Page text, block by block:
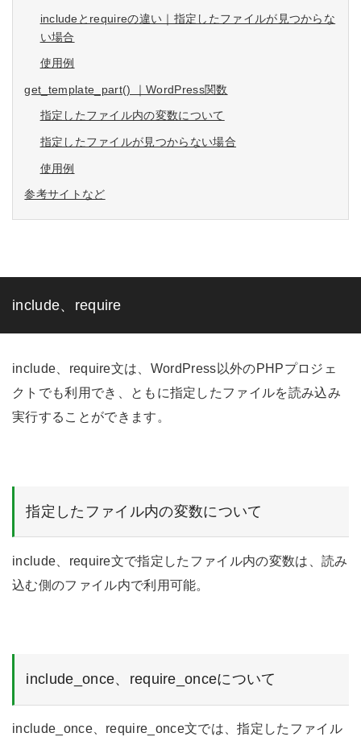
includeとrequireの違い｜指定したファイルが見つからな
い場合
使用例
get_template_part() ｜WordPress関数
指定したファイル内の変数について
指定したファイルが見つからない場合
使用例
参考サイトなど
include、require
include、require文は、WordPress以外のPHPプロジェ
クトでも利用でき、ともに指定したファイルを読み込み
実行することができます。
指定したファイル内の変数について
include、require文で指定したファイル内の変数は、読み
込む側のファイル内で利用可能。
include_once、require_onceについて
include_once、require_once文では、指定したファイル